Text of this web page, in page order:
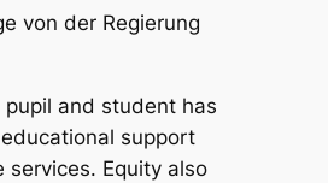
von der Regierung
pupil and student has
support
services. Equity also